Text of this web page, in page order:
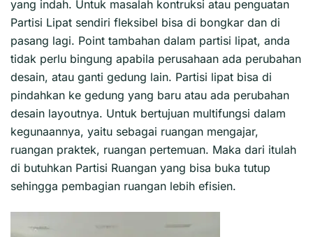
yang indah. Untuk masalah kontruksi atau penguatan
Partisi Lipat sendiri fleksibel bisa di bongkar dan di
pasang lagi. Point tambahan dalam partisi lipat, anda
tidak perlu bingung apabila perusahaan ada perubahan
desain, atau ganti gedung lain. Partisi lipat bisa di
pindahkan ke gedung yang baru atau ada perubahan
desain layoutnya. Untuk bertujuan multifungsi dalam
kegunaannya, yaitu sebagai ruangan mengajar,
ruangan praktek, ruangan pertemuan. Maka dari itulah
di butuhkan Partisi Ruangan yang bisa buka tutup
sehingga pembagian ruangan lebih efisien.